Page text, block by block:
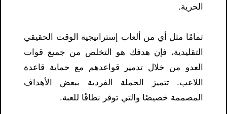
الحرية.
تمامًا مثل أي من ألعاب إستراتيجية الوقت الحقيقي
التقليدية، فإن هدفك هو التخلص من جميع قوات
العدو من خلال تدمير قواعدهم مع حماية قاعدة
اللاعب. تتميز الحملة الفردية ببعض الأهداف
المصممة خصيصًا والتي توفر نطاقًا للعبة.